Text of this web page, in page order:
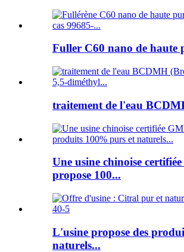
Fuller C60 nano de haute
traitement de l'eau
Une usine chinoise
propose 100...
L'usine propose des
naturels...